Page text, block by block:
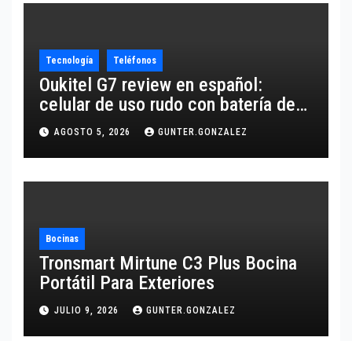
Tecnología Teléfonos
Oukitel G7 review en español:
celular de uso rudo con batería de
10,600 mAh
AGOSTO 5, 2026 GUNTER.GONZALEZ
Bocinas
Tronsmart Mirtune C3 Plus Bocina
Portátil Para Exteriores
JULIO 9, 2026 GUNTER.GONZALEZ